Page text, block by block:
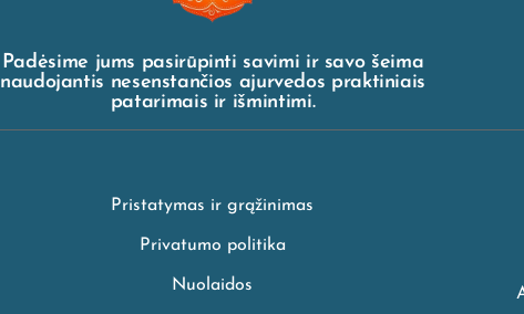
Padėsime jums pasirūpinti savimi ir savo šeima
naudojantis nesenstančios ajurvedos praktiniais
patarimais ir išmintimi.
Pristatymas ir grąžinimas
Privatumo politika
Nuolaidos